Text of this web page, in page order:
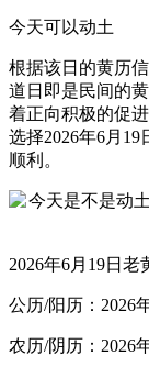
今天可以动土
根据该日的黄历
道日即是民间的
着正向积极的促
选择2026年6月
顺利。
2026年6月19日老
公历/阳历：2026
农历/阴历：2026